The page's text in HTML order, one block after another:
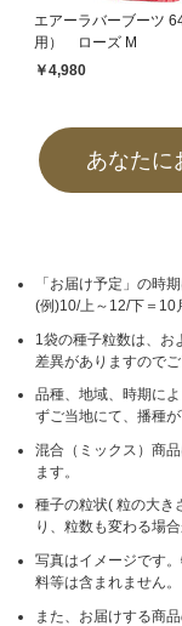
エアーラバーブーツ
用） ローズ M
￥4,980
あなたに
「お届け予定」の時
(例)10/上～12/下＝
1袋の種子粒数は、お
差異がありますのでご
品種、地域、時期に
ずご当地にて、播種
混合（ミックス）商
ます。
種子の粒状( 粒の大き
り、粒数も変わる場合
写真はイメージです
料等は含まれません。
また、お届けする商